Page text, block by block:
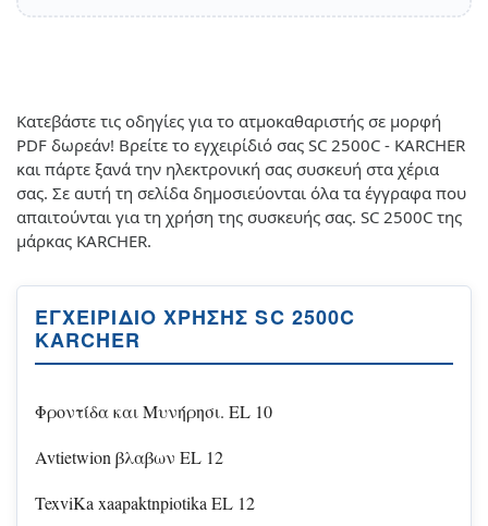
Κατεβάστε τις οδηγίες για το ατμοκαθαριστής σε μορφή
PDF δωρεάν! Βρείτε το εγχειρίδιό σας SC 2500C - KARCHER
και πάρτε ξανά την ηλεκτρονική σας συσκευή στα χέρια
σας. Σε αυτή τη σελίδα δημοσιεύονται όλα τα έγγραφα που
απαιτούνται για τη χρήση της συσκευής σας. SC 2500C της
μάρκας KARCHER.
ΕΓΧΕΙΡΊΔΙΟ ΧΡΉΣΗΣ SC 2500C
KARCHER
Φροντίδα και Μυνήρησι. EL 10
Avtietwion βλαβων EL 12
TexviKa xaapaktnpiotika EL 12